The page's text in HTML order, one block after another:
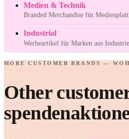
Medien & Technik
Branded Merchandise für
Industrial
Werbeartikel für Marken aus
MORE CUSTOMER BRANDS —
Other